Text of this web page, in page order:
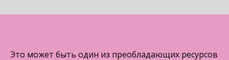
Это может быть один из преобладающих ресурсов